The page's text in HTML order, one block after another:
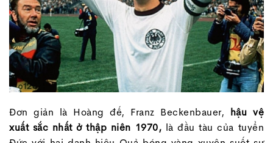
Đơn giản là Hoàng đế, Franz Beckenbauer, hậu vệ
xuất sắc nhất ở thập niên 1970, là đầu tàu của tuyển